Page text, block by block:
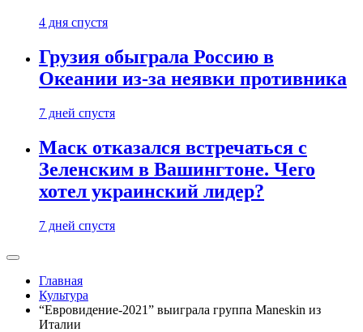
4 дня спустя
Грузия обыграла Россию в
Океании из-за неявки противника
7 дней спустя
Маск отказался встречаться с
Зеленским в Вашингтоне. Чего
хотел украинский лидер?
7 дней спустя
Главная
Культура
“Евровидение-2021” выиграла группа Maneskin из
Италии